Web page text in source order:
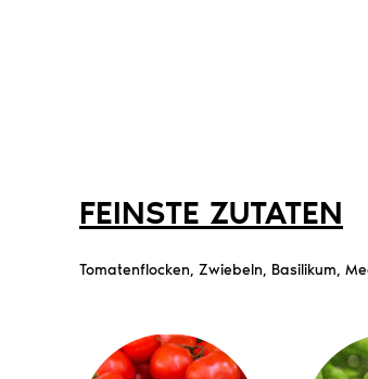
FEINSTE ZUTATEN
Tomatenflocken, Zwiebeln, Basilikum,